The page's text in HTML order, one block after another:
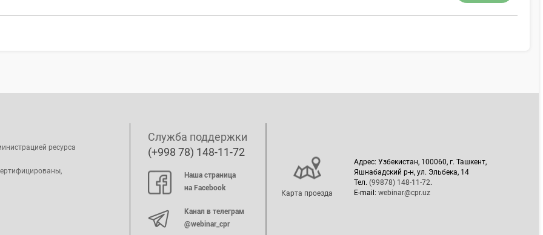
ресурса
Служба поддержки
(+998 78) 148-11-72
Наша страница
на Facebook
Канал в телеграм
@webinar_cpr
Карта проезда
Адрес: Узбекистан, 100060, г. Ташкент,
Яшнабадский р-н, ул. Эльбека, 14
Тел. (99878) 148-11-72.
E-mail: webinar@cpr.uz